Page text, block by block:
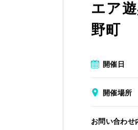
エア
野町
開催日
開催場所
お問い合わせ